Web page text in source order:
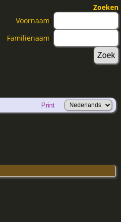
Zoeken
Voornaam:
Familienaam:
Print